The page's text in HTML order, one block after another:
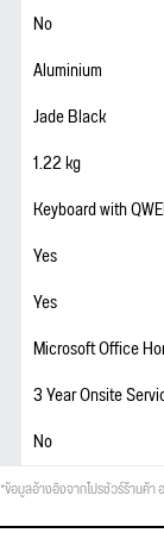
No
Aluminium
Jade Black
1.22 kg
Keyboard with
Yes
Yes
Microsoft Office
3 Year Onsite
No
*ข้อมูลอ้างอิงจากโปรชัวร์ร้านค้